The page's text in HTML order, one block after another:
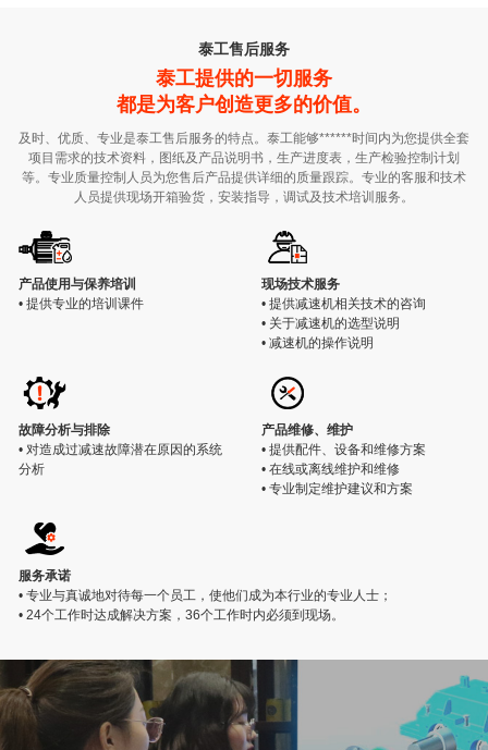
泰工售后服务
泰工提供的一切服务
都是为客户创造更多的价值。
及时、优质、专业是泰工售后服务的特点。泰工能够******时间内为您提供全套
项目需求的技术资料，图纸及产品说明书，生产进度表，生产检验控制计划
等。专业质量控制人员为您售后产品提供详细的质量跟踪。专业的客服和技术
人员提供现场开箱验货，安装指导，调试及技术培训服务。
产品使用与保养培训
• 提供专业的培训课件
现场技术服务
• 提供减速机相关技术的咨询
• 关于减速机的选型说明
• 减速机的操作说明
故障分析与排除
• 对造成过减速故障潜在原因的系统
分析
产品维修、维护
• 提供配件、设备和维修方案
• 在线或离线维护和维修
• 专业制定维护建议和方案
服务承诺
• 专业与真诚地对待每一个员工，使他们成为本行业的专业人士；
• 24个工作时达成解决方案，36个工作时内必须到现场。